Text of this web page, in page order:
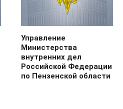
Управление
Министерства
внутренних дел
Российской Федерации
по Пензенской области